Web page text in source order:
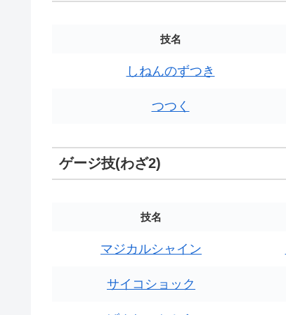
技名
しねんのずつき
つつく
ゲージ技(わざ2)
技名
マジカルシャイン
サイコショック